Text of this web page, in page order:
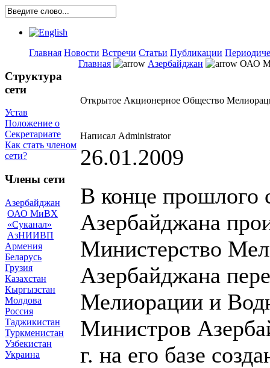
Главная Новости Встречи Статьи Публикации
Структура
сети
Устав
Положение о
Секретариате
Как стать членом
сети?
Члены сети
Азербайджан
ОАО МиВХ
«Суканал»
АзНИИВП
Армения
Беларусь
Грузия
Казахстан
Кыргызстан
Молдова
Россия
Таджикистан
Туркменистан
Узбекистан
Украина
Главная Азербайджан ОАО
Открытое Акционерное Общество
Написал Administrator
26.01.2009
В конце прошлого
Азербайджана
Министерство
Азербайджана
Мелиорации и
Министров
г. на его базе